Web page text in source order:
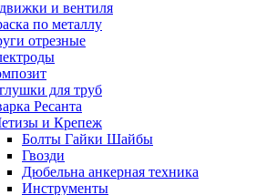
и вентиля
по металлу
отрезные
для труб
Ресанта
и Крепеж
Болты Гайки Шайбы
Гвозди
Дюбельна анкерная техника
Инструменты